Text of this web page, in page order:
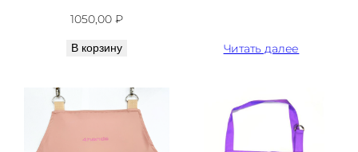
1050,00 ₽
В корзину Читать далее